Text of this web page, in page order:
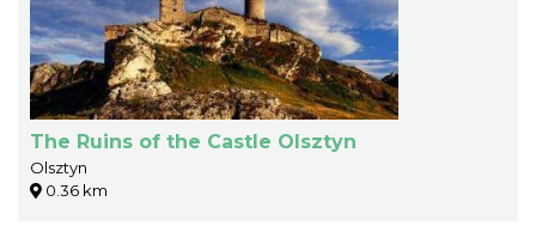
The Ruins of the Castle Olsztyn
Olsztyn
0.36 km